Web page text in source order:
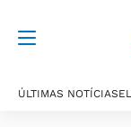
ÚLTIMAS NOTÍCIAS